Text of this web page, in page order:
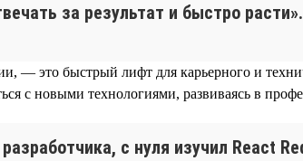
за результат и быстро расти».
это быстрый лифт для карьерного и
с новыми технологиями, развиваясь в
с нуля изучил React